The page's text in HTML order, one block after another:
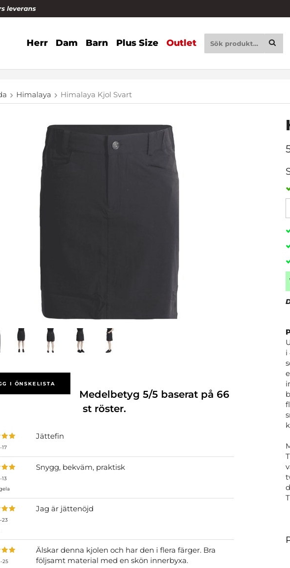
leverans
Herr Dam Barn Plus Size Outlet
Himalaya Himalaya Kjol Svart
i
I ÖNSKELISTA
Medelbetyg5/5 baserat på66
st röster.
Jättefin
Snygg, bekväm, praktisk
23
Jag är jättenöjd
25
Älskar denna kjolen och har den i flera färger. Bra
följsamt material med en skön innerbyxa.